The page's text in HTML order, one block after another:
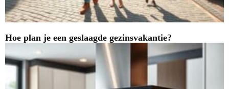
Hoe plan je een geslaagde gezinsvakantie?